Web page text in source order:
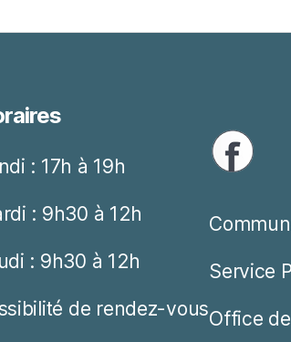
: 17h à 19h
: 9h30 à 12h
: 9h30 à 12h
de rendez-vous
Service
Office de